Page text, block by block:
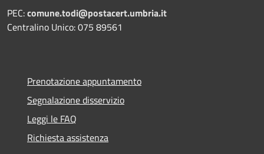
PEC:comune.todi@postacert.umbria.it
Centralino Unico: 075 89561
Prenotazione appuntamento
Segnalazione disservizio
Leggi le FAQ
Richiesta assistenza